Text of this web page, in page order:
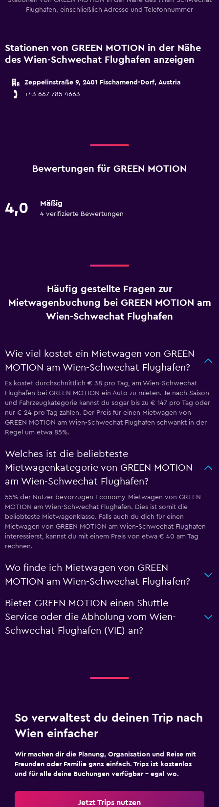
Flughafen, einschließlich Adresse und Telefonnummer
Stationen von GREEN MOTION in der Nähe
des Wien-Schwechat Flughafen anzeigen
Zeppelinstraße 9, 2401 Fischamend-Dorf, Austria
+43 667 785 4663
Bewertungen für GREEN MOTION
4,0 Mäßig
4 verifizierte Bewertungen
Häufig gestellte Fragen zur
Mietwagenbuchung bei GREEN MOTION am
Wien-Schwechat Flughafen
Wie viel kostet ein Mietwagen von GREEN
MOTION am Wien-Schwechat Flughafen?
Es kostet durchschnittlich € 38 pro Tag, am Wien-Schwechat
Flughafen bei GREEN MOTION ein Auto zu mieten. Je nach Saison
und Fahrzeugkategorie kannst du sogar bis zu € 147 pro Tag oder
nur € 24 pro Tag zahlen. Der Preis für einen Mietwagen von
GREEN MOTION am Wien-Schwechat Flughafen schwankt in der
Regel um etwa 85%.
Welches ist die beliebteste
Mietwagenkategorie von GREEN MOTION
am Wien-Schwechat Flughafen?
55% der Nutzer bevorzugen Economy-Mietwagen von GREEN
MOTION am Wien-Schwechat Flughafen. Dies ist somit die
beliebteste Mietwagenklasse. Falls auch du dich für einen
Mietwagen von GREEN MOTION am Wien-Schwechat Flughafen
interessierst, kannst du mit einem Preis von etwa € 40 am Tag
rechnen.
Wo finde ich Mietwagen von GREEN
MOTION am Wien-Schwechat Flughafen?
Bietet GREEN MOTION einen Shuttle-
Service oder die Abholung vom Wien-
Schwechat Flughafen (VIE) an?
So verwaltest du deinen Trip nach
Wien einfacher
Wir machen dir die Planung, Organisation und Reise mit
Freunden oder Familie ganz einfach. Trips ist kostenlos
und für alle deine Buchungen verfügbar – egal wo.
Jetzt Trips nutzen